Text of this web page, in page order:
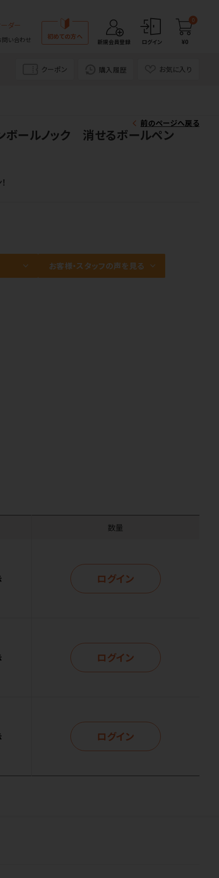
ダー
問い合わせ 初めての方へ
新規会員登録 ログイン
0
¥0
クーポン 購入履歴 お気に入り
前のページへ戻る
ボールノック 消せるボールペン
お客様・スタッフの声を見る
数量
ログイン
ログイン
ログイン